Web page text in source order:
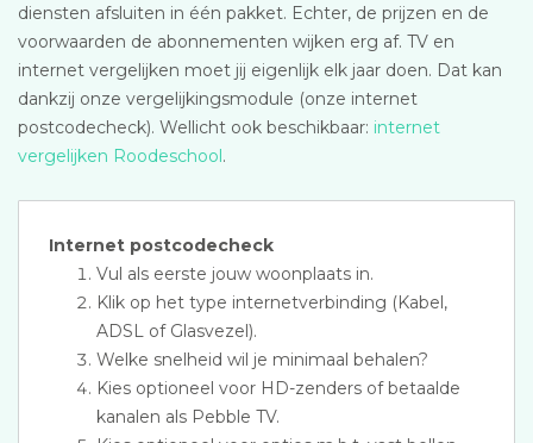
diensten afsluiten in één pakket. Echter, de prijzen en de
voorwaarden de abonnementen wijken erg af. TV en
internet vergelijken moet jij eigenlijk elk jaar doen. Dat kan
dankzij onze vergelijkingsmodule (onze internet
postcodecheck). Wellicht ook beschikbaar: internet
vergelijken Roodeschool.
Internet postcodecheck
Vul als eerste jouw woonplaats in.
Klik op het type internetverbinding (Kabel,
ADSL of Glasvezel).
Welke snelheid wil je minimaal behalen?
Kies optioneel voor HD-zenders of betaalde
kanalen als Pebble TV.